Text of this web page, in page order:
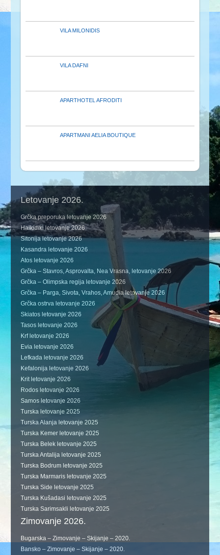
VILA MILONIDIS
VILA DAFNI
APARTHOTEL AFRODITI
APARTMANI AELIA BOUTIQUE
Letovanje 2026.
Grčka preporuka letovanje 2026
Halkidiki letovanje 2026
Sitonija letovanje 2026
Kasandra letovanje 2026
Atos letovanje 2026
Grčka – Stavros, Asprovalta, Nea Vrasna, letovanje 2026
Grčka – Olimpska regija letovanje 2026
Grčka – Parga, Sivota, Vrahos, Amudia letovanje 2026
Grčka ostrva letovanje 2026
Skiatos letovanje 2026
Tasos letovanje 2026
Krf letovanje 2026
Evia letovanje 2026
Lefkada letovanje 2026
Kefalonija letovanje 2026
Krit letovanje 2026
Rodos letovanje 2026
Samos letovanje 2026
Turska letovanje 2025
Turska Alanja letovanje 2025
Turska Kemer letovanje 2025
Turska Belek letovanje 2025
Turska Antalija letovanje 2025
Turska Bodrum letovanje 2025
Turska Marmaris letovanje 2025
Turska Side letovanje 2025
Turska Kušadasi letovanje 2025
Turska Sarimsakli letovanje 2025
Zimovanje 2026.
Bugarska – Zimovanje – Skijanje – 2020.
Bansko – Zimovanje – Skijanje – 2020.